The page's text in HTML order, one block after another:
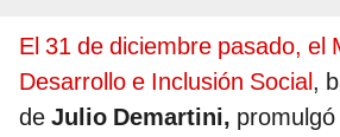
El 31 de diciembre pasado, el
Desarrollo e Inclusión Social,
de Julio Demartini,